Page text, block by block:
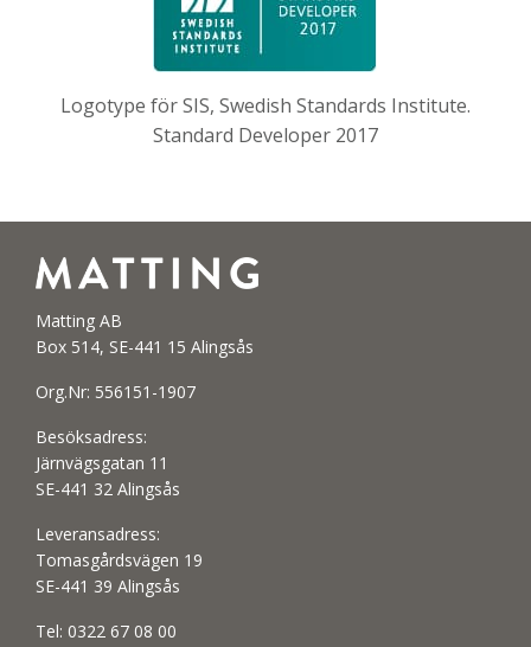
Logotype för SIS, Swedish Standards Institute.
Standard Developer 2017
Matting AB
Box 514, SE-441 15 Alingsås
Org.Nr: 556151-1907
Besöksadress:
Järnvägsgatan 11
SE-441 32 Alingsås
Leveransadress:
Tomasgårdsvägen 19
SE-441 39 Alingsås
Tel: 0322 67 08 00